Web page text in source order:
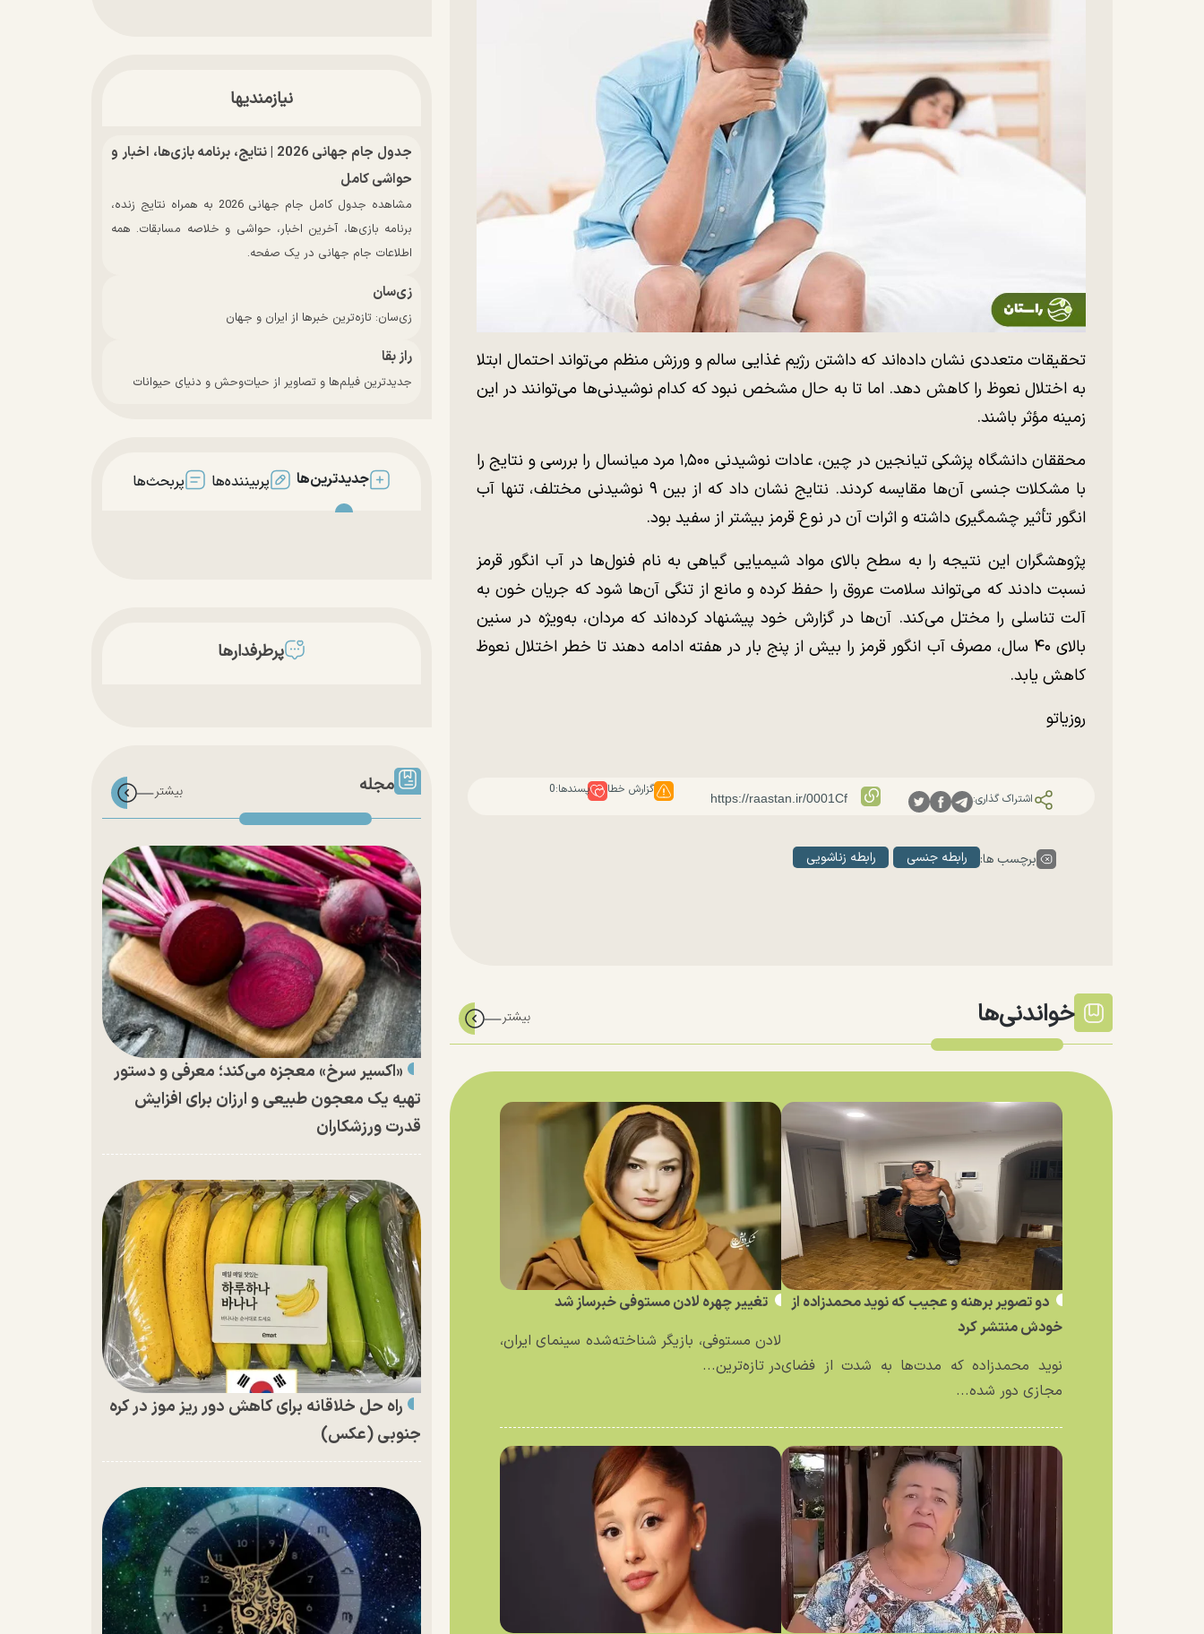
تحقیقات متعددی نشان داده‌اند که داشتن رژیم غذایی سالم و ورزش منظم می‌تواند احتمال ابتلا
به اختلال نعوظ را کاهش دهد. اما تا به حال مشخص نبود که کدام نوشیدنی‌ها می‌توانند در این
زمینه مؤثر باشند.
محققان دانشگاه پزشکی تیانجین در چین، عادات نوشیدنی ۱,۵۰۰ مرد میانسال را بررسی و نتایج را
با مشکلات جنسی آن‌ها مقایسه کردند. نتایج نشان داد که از بین ۹ نوشیدنی مختلف، تنها آب
انگور تأثیر چشمگیری داشته و اثرات آن در نوع قرمز بیشتر از سفید بود.
پژوهشگران این نتیجه را به سطح بالای مواد شیمیایی گیاهی به نام فنول‌ها در آب انگور قرمز
نسبت دادند که می‌تواند سلامت عروق را حفظ کرده و مانع از تنگی آن‌ها شود که جریان خون به
آلت تناسلی را مختل می‌کند. آن‌ها در گزارش خود پیشنهاد کرده‌اند که مردان، به‌ویژه در سنین
بالای ۴۰ سال، مصرف آب انگور قرمز را بیش از پنج بار در هفته ادامه دهند تا خطر اختلال نعوظ
کاهش یابد.
روزیاتو
اشتراک گذاری:
گزارش خطا پسندها:0
برچسب ها: رابطه جنسی رابطه زناشویی
خواندنی‌ها
دو تصویر برهنه و عجیب که نوید محمدزاده از
خودش منتشر کرد
نوید محمدزاده که مدت‌ها به شدت از فضای
مجازی دور شده...
تغییر چهره لادن مستوفی خبرساز شد
لادن مستوفی، بازیگر شناخته‌شده سینمای ایران،
در تازه‌ترین...
نیازمندیها
جدول جام جهانی 2026 | نتایج، برنامه بازی‌ها، اخبار و
حواشی کامل
مشاهده جدول کامل جام جهانی 2026 به همراه نتایج زنده،
برنامه بازی‌ها، آخرین اخبار، حواشی و خلاصه مسابقات. همه
اطلاعات جام جهانی در یک صفحه.
زی‌سان
زی‌سان: تازه‌ترین خبرها از ایران و جهان
راز بقا
جدیدترین فیلم‌ها و تصاویر از حیات‌وحش و دنیای حیوانات
جدیدترین‌ها پربیننده‌ها پربحث‌ها
پرطرفدارها
مجله
«اکسیر سرخ» معجزه می‌کند؛ معرفی و دستور
تهیه یک معجون طبیعی و ارزان برای افزایش
قدرت ورزشکاران
راه حل خلاقانه برای کاهش دور ریز موز در کره
جنوبی (عکس)